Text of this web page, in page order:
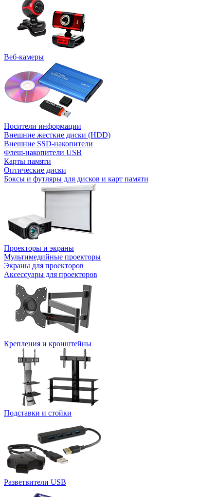
Веб-камеры
Носители информации
Внешние жесткие диски (HDD)
Внешние SSD-накопители
Флеш-накопители USB
Карты памяти
Оптические диски
Боксы и футляры для дисков и карт памяти
Проекторы и экраны
Мультимедийные проекторы
Экраны для проекторов
Аксессуары для проекторов
Крепления и кронштейны
Подставки и стойки
Разветвители USB